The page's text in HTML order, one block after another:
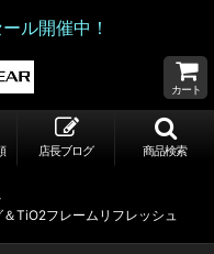
ル開催中！
カート
店長ブログ 商品検索
TiO2フレームリフレッシュ